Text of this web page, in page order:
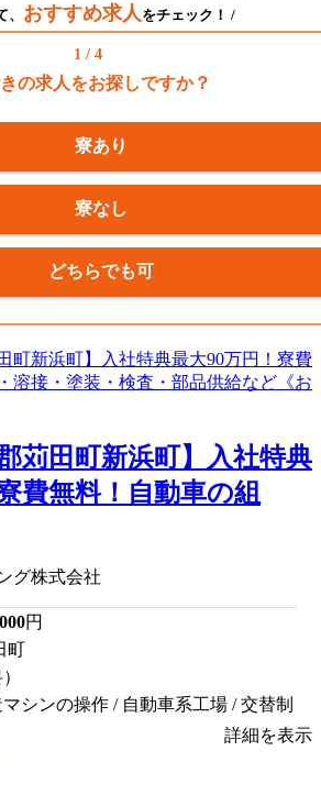
おすすめ求人 をチェック！ /
1 / 4
の求人をお探しですか？
寮あり
寮なし
どちらでも可
苅田町新浜町】入社特典
費無料！自動車の組
グ株式会社
円
シンの操作 / 自動車系工場 / 交替制
詳細を表示